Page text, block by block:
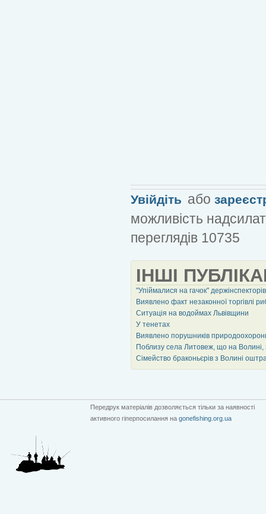
Увійдіть або
можливість
переглядів 10735
ІНШІ
"Упіймалися на гачок" держінспекторів
Виявлено факт незаконної торгівлі
Ситуація на водоймах Львівщини
У тенетах
Виявлено порушників
Поблизу села Литовеж, що на
Сімейство браконьєрів з Волині
Передрук матеріалів дозволяється тільки за наявності
активного гіперпосилання на gonefishing.org.ua